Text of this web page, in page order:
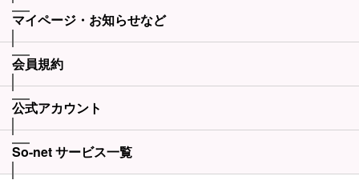
マイページ・お知らせなど
会員規約
公式アカウント
So-net サービス一覧